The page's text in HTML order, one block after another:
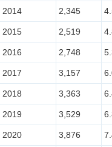
2014 2,345
2015 2,519
2016 2,748
2017 3,157
2018 3,363
2019 3,529
2020 3,876